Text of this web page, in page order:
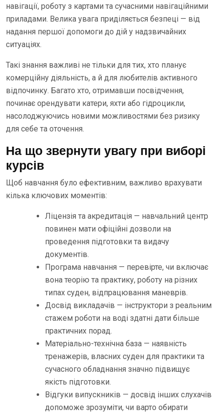
навігації, роботу з картами та сучасними навігаційними
приладами. Велика увага приділяється безпеці — від
надання першої допомоги до дій у надзвичайних
ситуаціях.
Такі знання важливі не тільки для тих, хто планує
комерційну діяльність, а й для любителів активного
відпочинку. Багато хто, отримавши посвідчення,
починає орендувати катери, яхти або гідроцикли,
насолоджуючись новими можливостями без ризику
для себе та оточення.
На що звернути увагу при виборі
курсів
Щоб навчання було ефективним, важливо врахувати
кілька ключових моментів:
Ліцензія та акредитація — навчальний центр
повинен мати офіційні дозволи на
проведення підготовки та видачу
документів.
Програма навчання — перевірте, чи включає
вона теорію та практику, роботу на різних
типах суден, відпрацювання маневрів.
Досвід викладачів — інструктори з реальним
стажем роботи на воді здатні дати більше
практичних порад.
Матеріально-технічна база — наявність
тренажерів, власних суден для практики та
сучасного обладнання значно підвищує
якість підготовки.
Відгуки випускників — досвід інших слухачів
допоможе зрозуміти, чи варто обирати